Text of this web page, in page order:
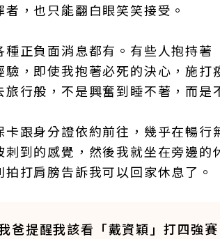
，也只能翻白眼笑笑接受。
正負面消息都有。有些人抱持
，即使我抱著必死的決心，施打
行般，不是興奮到睡不著，而是
跟身分證依約前往，幾乎在暢行
到的感覺，然後我就坐在旁邊的
打肩膀告訴我可以回家休息了。
爸提醒我該看「戴資穎」打四強